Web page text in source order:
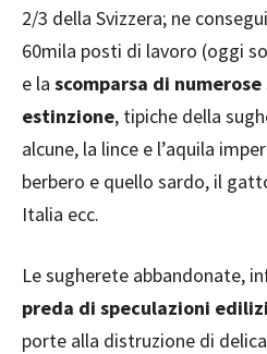
2/3 della Svizzera; ne
60mila posti di lavoro (oggi
e la scomparsa di
estinzione, tipiche della
alcune, la lince e l’aquila
berbero e quello sardo, il
Italia ecc.
Le sugherete abbandonate,
preda di speculazioni
porte alla distruzione di